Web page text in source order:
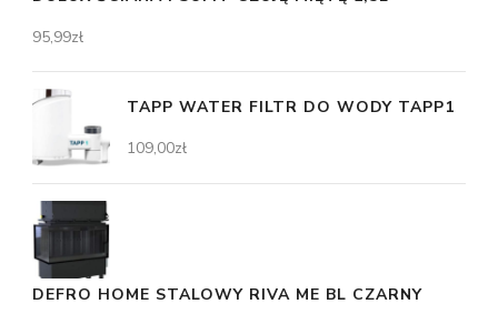
95,99zł
TAPP WATER FILTR DO WODY TAPP1
109,00zł
DEFRO HOME STALOWY RIVA ME BL CZARNY